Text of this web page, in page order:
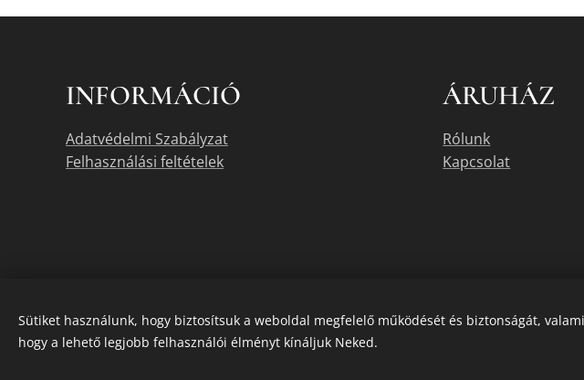
INFORMÁCIÓ
Adatvédelmi Szabályzat
Felhasználási feltételek
ÁRUHÁZ
Rólunk
Kapcsolat
A termékek aktuális készletéről érdeklődjön
Sütiket használunk, hogy biztosítsuk a weboldal megfelelő működését és biztonságát,
hogy a lehető legjobb felhasználói élményt kínáljuk Neked.